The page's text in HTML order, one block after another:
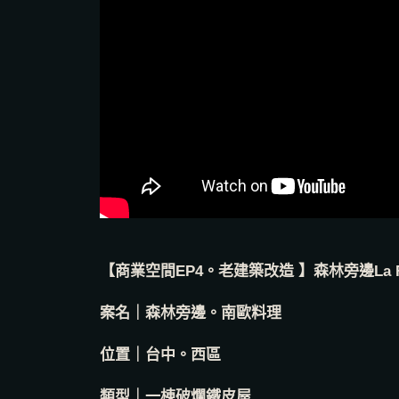
【商業空間EP4。老建築改造 】森林旁邊
案名｜森林旁邊。南歐料理
位置｜台中。西區